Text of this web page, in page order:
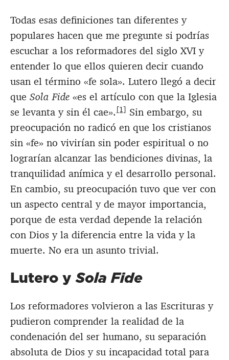
Todas esas definiciones tan diferentes y
populares hacen que me pregunte si podrías
escuchar a los reformadores del siglo XVI y
entender lo que ellos quieren decir cuando
usan el término «fe sola». Lutero llegó a decir
que Sola Fide «es el artículo con que la Iglesia
se levanta y sin él cae». [1] Sin embargo, su
preocupación no radicó en que los cristianos
sin «fe» no vivirían sin poder espiritual o no
lograrían alcanzar las bendiciones divinas, la
tranquilidad anímica y el desarrollo personal.
En cambio, su preocupación tuvo que ver con
un aspecto central y de mayor importancia,
porque de esta verdad depende la relación
con Dios y la diferencia entre la vida y la
muerte. No era un asunto trivial.
Lutero ySola Fide
Los reformadores volvieron a las Escrituras y
pudieron comprender la realidad de la
condenación del ser humano, su separación
absoluta de Dios y su incapacidad total para